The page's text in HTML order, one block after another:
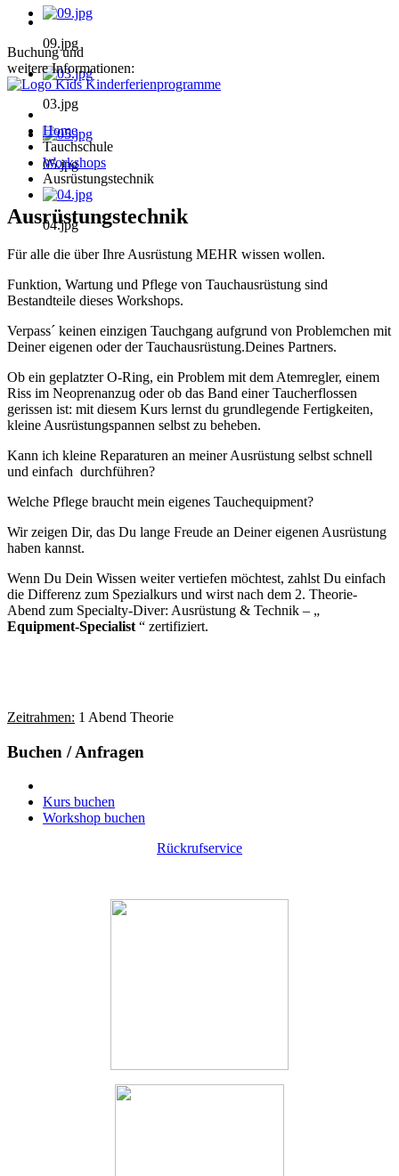
09.jpg
03.jpg
05.jpg
04.jpg
Buchung und
weitere Informationen:
Home
Tauchschule
Workshops
Ausrüstungstechnik
Ausrüstungstechnik
Für alle die über Ihre Ausrüstung MEHR wissen wollen.
Funktion, Wartung und Pflege von Tauchausrüstung sind
Bestandteile dieses Workshops.
Verpass´ keinen einzigen Tauchgang aufgrund von Problemchen mit
Deiner eigenen oder der Tauchausrüstung.Deines Partners.
Ob ein geplatzter O-Ring, ein Problem mit dem Atemregler, einem
Riss im Neoprenanzug oder ob das Band einer Taucherflossen
gerissen ist: mit diesem Kurs lernst du grundlegende Fertigkeiten,
kleine Ausrüstungspannen selbst zu beheben.
Kann ich kleine Reparaturen an meiner Ausrüstung selbst schnell
und einfach durchführen?
Welche Pflege braucht mein eigenes Tauchequipment?
Wir zeigen Dir, das Du lange Freude an Deiner eigenen Ausrüstung
haben kannst.
Wenn Du Dein Wissen weiter vertiefen möchtest, zahlst Du einfach
die Differenz zum Spezialkurs und wirst nach dem 2. Theorie-
Abend zum Specialty-Diver: Ausrüstung & Technik – „
Equipment-Specialist “ zertifiziert.
Zeitrahmen: 1 Abend Theorie
Buchen / Anfragen
Kurs buchen
Workshop buchen
Rückrufservice